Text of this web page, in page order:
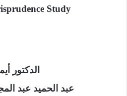
Study
الدكتور
عبد الحميد عبد